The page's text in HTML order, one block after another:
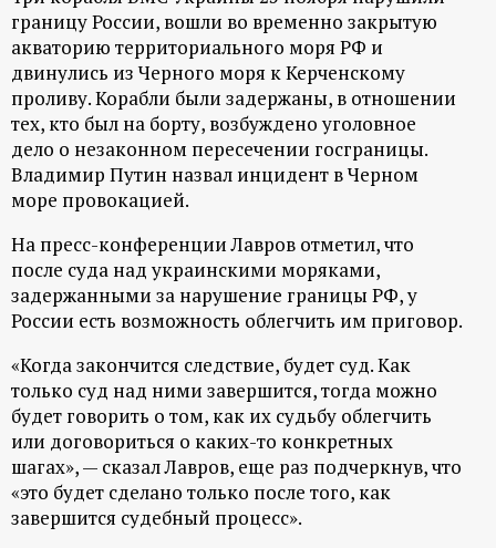
границу России, вошли во временно закрытую
акваторию территориального моря РФ и
двинулись из Черного моря к Керченскому
проливу. Корабли были задержаны, в отношении
тех, кто был на борту, возбуждено уголовное
дело о незаконном пересечении госграницы.
Владимир Путин назвал инцидент в Черном
море провокацией.
На пресс-конференции Лавров отметил, что
после суда над украинскими моряками,
задержанными за нарушение границы РФ, у
России есть возможность облегчить им приговор.
«Когда закончится следствие, будет суд. Как
только суд над ними завершится, тогда можно
будет говорить о том, как их судьбу облегчить
или договориться о каких-то конкретных
шагах», — сказал Лавров, еще раз подчеркнув, что
«это будет сделано только после того, как
завершится судебный процесс».